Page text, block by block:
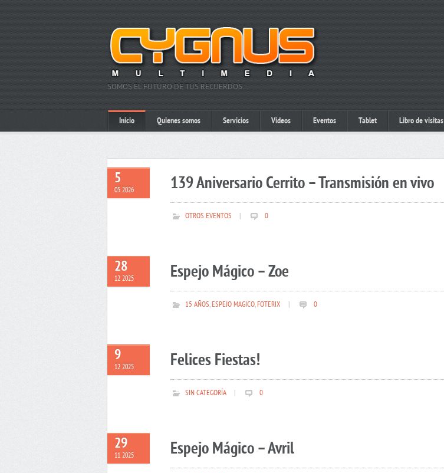
SOMOS EL FUTURO DE TUS RECUERDOS…
Inicio Quienes somos Servicios Videos Eventos Tablet Libro de visitas
5
05 2026 139 Aniversario Cerrito – Transmisión en vivo
OTROS EVENTOS 0
28
12 2025 Espejo Mágico – Zoe
15 AÑOS,ESPEJO MAGICO,FOTERIX 0
9
12 2025 Felices Fiestas!
SIN CATEGORÍA 0
29
11 2025 Espejo Mágico – Avril